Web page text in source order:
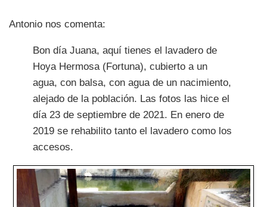
Antonio nos comenta:
Bon día Juana, aquí tienes el lavadero de
Hoya Hermosa (Fortuna), cubierto a un
agua, con balsa, con agua de un nacimiento,
alejado de la población. Las fotos las hice el
día 23 de septiembre de 2021. En enero de
2019 se rehabilito tanto el lavadero como los
accesos.